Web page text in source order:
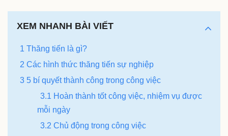
XEM NHANH BÀI VIẾT
1 Thăng tiến là gì?
2 Các hình thức thăng tiến sự nghiệp
3 5 bí quyết thành công trong công việc
3.1 Hoàn thành tốt công việc, nhiệm vụ được
mỗi ngày
3.2 Chủ động trong công việc